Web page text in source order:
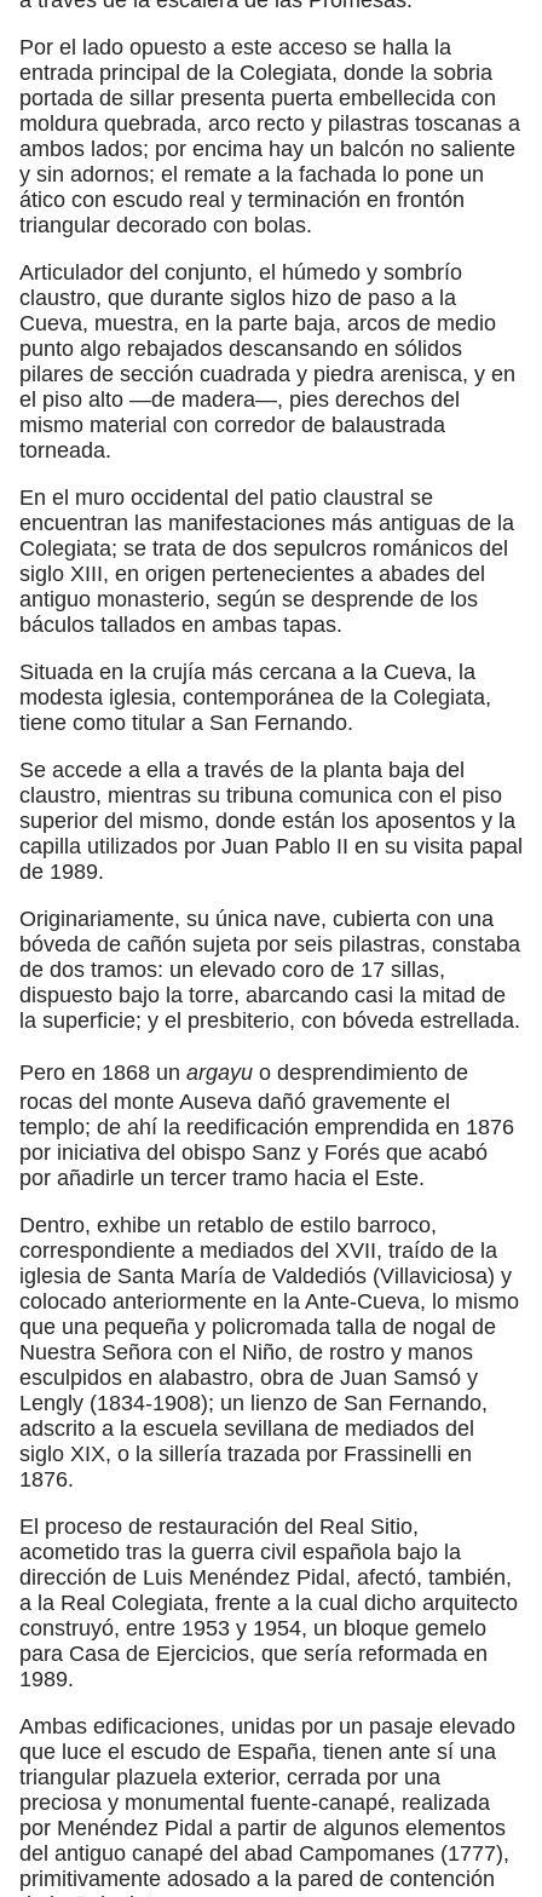
Por el lado opuesto a este acceso se halla la
entrada principal de la Colegiata, donde la sobria
portada de sillar presenta puerta embellecida con
moldura quebrada, arco recto y pilastras toscanas a
ambos lados; por encima hay un balcón no saliente
y sin adornos; el remate a la fachada lo pone un
ático con escudo real y terminación en frontón
triangular decorado con bolas.
Articulador del conjunto, el húmedo y sombrío
claustro, que durante siglos hizo de paso a la
Cueva, muestra, en la parte baja, arcos de medio
punto algo rebajados descansando en sólidos
pilares de sección cuadrada y piedra arenisca, y en
el piso alto —de madera—, pies derechos del
mismo material con corredor de balaustrada
torneada.
En el muro occidental del patio claustral se
encuentran las manifestaciones más antiguas de la
Colegiata; se trata de dos sepulcros románicos del
siglo XIII, en origen pertenecientes a abades del
antiguo monasterio, según se desprende de los
báculos tallados en ambas tapas.
Situada en la crujía más cercana a la Cueva, la
modesta iglesia, contemporánea de la Colegiata,
tiene como titular a San Fernando.
Se accede a ella a través de la planta baja del
claustro, mientras su tribuna comunica con el piso
superior del mismo, donde están los aposentos y la
capilla utilizados por Juan Pablo II en su visita papal
de 1989.
Originariamente, su única nave, cubierta con una
bóveda de cañón sujeta por seis pilastras, constaba
de dos tramos: un elevado coro de 17 sillas,
dispuesto bajo la torre, abarcando casi la mitad de
la superficie; y el presbiterio, con bóveda estrellada.
Pero en 1868 un argayu o desprendimiento de
rocas del monte Auseva dañó gravemente el
templo; de ahí la reedificación emprendida en 1876
por iniciativa del obispo Sanz y Forés que acabó
por añadirle un tercer tramo hacia el Este.
Dentro, exhibe un retablo de estilo barroco,
correspondiente a mediados del XVII, traído de la
iglesia de Santa María de Valdediós (Villaviciosa) y
colocado anteriormente en la Ante-Cueva, lo mismo
que una pequeña y policromada talla de nogal de
Nuestra Señora con el Niño, de rostro y manos
esculpidos en alabastro, obra de Juan Samsó y
Lengly (1834-1908); un lienzo de San Fernando,
adscrito a la escuela sevillana de mediados del
siglo XIX, o la sillería trazada por Frassinelli en
1876.
El proceso de restauración del Real Sitio,
acometido tras la guerra civil española bajo la
dirección de Luis Menéndez Pidal, afectó, también,
a la Real Colegiata, frente a la cual dicho arquitecto
construyó, entre 1953 y 1954, un bloque gemelo
para Casa de Ejercicios, que sería reformada en
1989.
Ambas edificaciones, unidas por un pasaje elevado
que luce el escudo de España, tienen ante sí una
triangular plazuela exterior, cerrada por una
preciosa y monumental fuente-canapé, realizada
por Menéndez Pidal a partir de algunos elementos
del antiguo canapé del abad Campomanes (1777),
primitivamente adosado a la pared de contención